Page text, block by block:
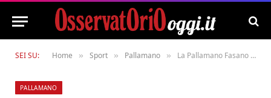
SEI SU: Home » Sport » Pallamano » La Pallamano Fasano sconfitta ad Andria
PALLAMANO